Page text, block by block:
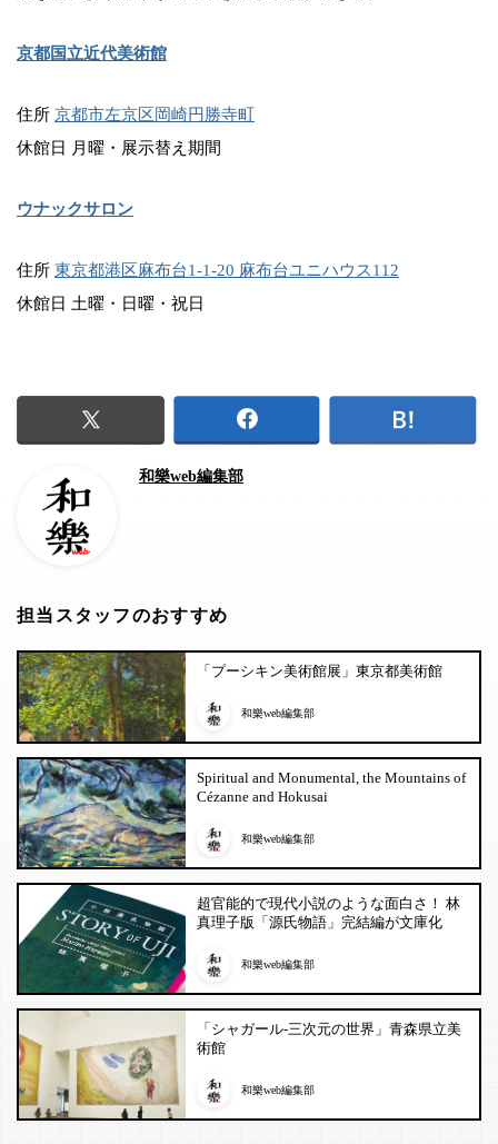
京都国立近代美術館
住所 京都市左京区岡崎円勝寺町
休館日 月曜・展示替え期間
ウナックサロン
住所 東京都港区麻布台1-1-20 麻布台ユニハウス112
休館日 土曜・日曜・祝日
和樂web編集部
担当スタッフのおすすめ
「プーシキン美術館展」東京都美術館
和樂web編集部
Spiritual and Monumental, the Mountains of
Cézanne and Hokusai
和樂web編集部
超官能的で現代小説のような面白さ！ 林
真理子版「源氏物語」完結編が文庫化
和樂web編集部
「シャガール-三次元の世界」青森県立美
術館
和樂web編集部